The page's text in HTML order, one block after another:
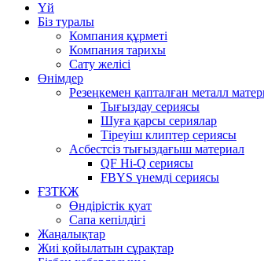
Үй
Біз туралы
Компания құрметі
Компания тарихы
Сату желісі
Өнімдер
Резеңкемен қапталған металл
Тығыздау сериясы
Шуға қарсы сериялар
Тіреуіш клиптер сериясы
Асбестсіз тығыздағыш материал
QF Hi-Q сериясы
FBYS үнемді сериясы
ҒЗТКЖ
Өндірістік қуат
Сапа кепілдігі
Жаңалықтар
Жиі қойылатын сұрақтар